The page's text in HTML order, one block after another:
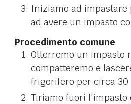
Iniziamo ad impastare
ad avere un impasto
Procedimento comune
Otterremo un impasto
compatteremo e
frigorifero per circa 30
Tiriamo fuori l'impasto